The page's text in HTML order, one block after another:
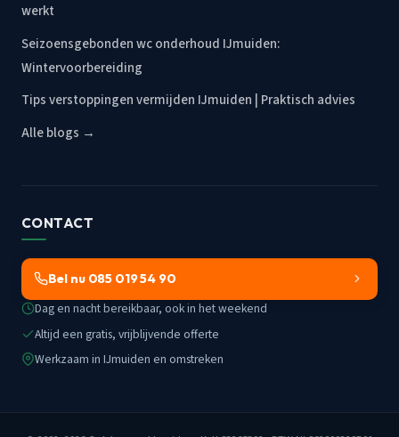
werkt
Seizoensgebonden wc onderhoud IJmuiden:
Wintervoorbereiding
Tips verstoppingen vermijden IJmuiden | Praktisch advies
Alle blogs →
CONTACT
Bel nu 085 019 54 90
Dag en nacht bereikbaar, ook in het weekend
Altijd een gratis, vrijblijvende offerte
Werkzaam in IJmuiden en omstreken